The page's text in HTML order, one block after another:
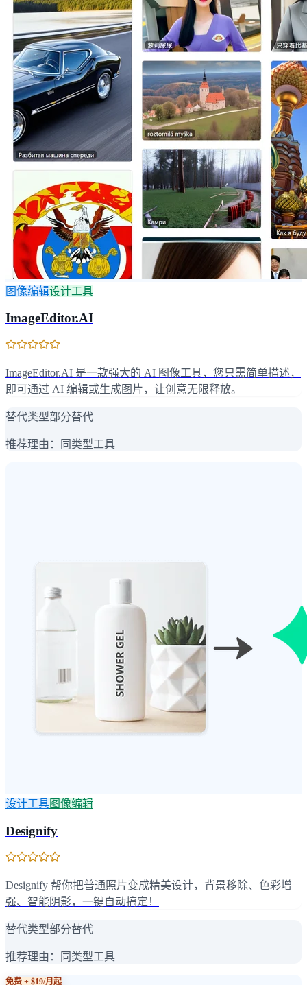
图像编辑设计工具
ImageEditor.AI
ImageEditor.AI 是一款强大的 AI 图像工具，您只需简单描述，
即可通过 AI 编辑或生成图片，让创意无限释放。
替代类型部分替代
推荐理由： 同类型工具
设计工具图像编辑
Designify
Designify 帮你把普通照片变成精美设计，背景移除、色彩增
强、智能阴影，一键自动搞定！
替代类型部分替代
推荐理由： 同类型工具
免费 + $19/月起